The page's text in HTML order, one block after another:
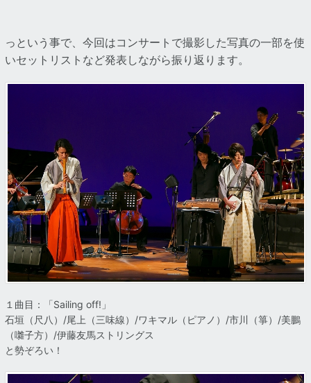
っという事で、今回はコンサートで撮影した写真の一部を使
いセットリストなど発表しながら振り返ります。
１曲目：「Sailing off!」
石垣（尺八）/尾上（三味線）/ワキマル（ピアノ）/市川（箏）/美鵬
（囃子方）/伊藤友馬ストリングス
と勢ぞろい！